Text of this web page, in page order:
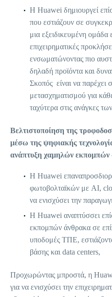
Η Huawei δημιουργεί
που εστιάζουν σε
μια εξειδικευμένη ομάδα
επιχειρηματικές
ενσωματώνοντας πιο
δηλαδή προϊόντα και
Σκοπός είναι να παρέχει
μετασχηματισμού για
ταχύτερα στις ανάγκες
Βελτιστοποίηση της
μέσω της ψηφιακής
ανάπτυξη χαμηλών εκπομπών
H Huawei
φωτοβολταϊκών με AI,
να ενισχύσει την
Η Huawei αναπτύσσει
εκπομπών άνθρακα σε
υποδομές ΤΠΕ,
βάσης και data centers,
Προχωρώντας μπροστά, η
για να ενισχύσει την